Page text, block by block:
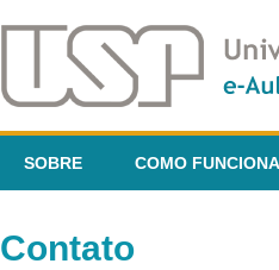
SOBRE COMO FUNCIONA
Contato